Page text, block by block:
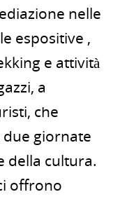
nelle
espositive ,
e attività
a
che
giornate
della cultura.
offrono